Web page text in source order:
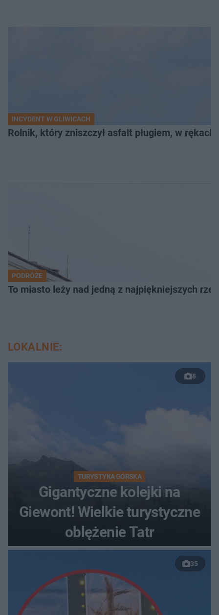
INCYDENT W GLIWICACH
Rolnik, który zniszczył asfalt pługiem, w
PODRÓŻE
To miasto leży nad jedną z najpiękniejszych
LOKALNIE:
8
TURYSTYKA GÓRSKA
Gigantyczne kolejki na
Giewont! Wielkie turystyczne
oblężenie Tatr
35